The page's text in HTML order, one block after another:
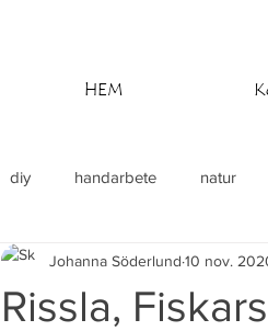
HEM
diy handarbete natur
Din community Mat
Rissla, Fiskars
Johanna Söderlund 10 nov.